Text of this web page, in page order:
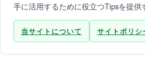
手に活用するために役立つTipsを提供
当サイトについて サイトポリシ